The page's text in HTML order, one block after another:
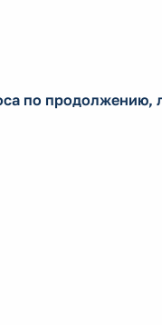
по продолжению,